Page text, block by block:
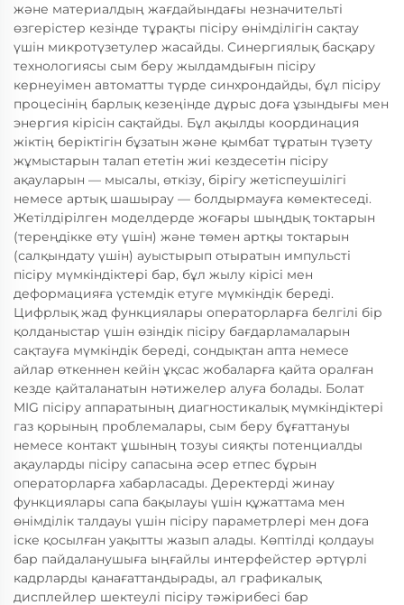
және материалдың жағдайындағы незначительті
өзгерістер кезінде тұрақты пісіру өнімділігін сақтау
үшін микротүзетулер жасайды. Синергиялық басқару
технологиясы сым беру жылдамдығын пісіру
кернеуімен автоматты түрде синхрондайды, бұл пісіру
процесінің барлық кезеңінде дұрыс доға ұзындығы мен
энергия кірісін сақтайды. Бұл ақылды координация
жіктің беріктігін бұзатын және қымбат тұратын түзету
жұмыстарын талап ететін жиі кездесетін пісіру
ақауларын — мысалы, өткізу, бірігу жетіспеушілігі
немесе артық шашырау — болдырмауға көмектеседі.
Жетілдірілген моделдерде жоғары шыңдық токтарын
(тереңдікке өту үшін) және төмен артқы токтарын
(салқындату үшін) ауыстырып отыратын импульсті
пісіру мүмкіндіктері бар, бұл жылу кірісі мен
деформацияға үстемдік етуге мүмкіндік береді.
Цифрлық жад функциялары операторларға белгілі бір
қолданыстар үшін өзіндік пісіру бағдарламаларын
сақтауға мүмкіндік береді, сондықтан апта немесе
айлар өткеннен кейін ұқсас жобаларға қайта оралған
кезде қайталанатын нәтижелер алуға болады. Болат
MIG пісіру аппаратының диагностикалық мүмкіндіктері
газ қорының проблемалары, сым беру бұғаттануы
немесе контакт ұшының тозуы сияқты потенциалды
ақауларды пісіру сапасына әсер етпес бұрын
операторларға хабарласады. Деректерді жинау
функциялары сапа бақылауы үшін құжаттама мен
өнімділік талдауы үшін пісіру параметрлері мен доға
іске қосылған уақытты жазып алады. Көптілді қолдауы
бар пайдаланушыға ыңғайлы интерфейстер әртүрлі
кадрларды қанағаттандырады, ал графикалық
дисплейлер шектеулі пісіру тәжірибесі бар